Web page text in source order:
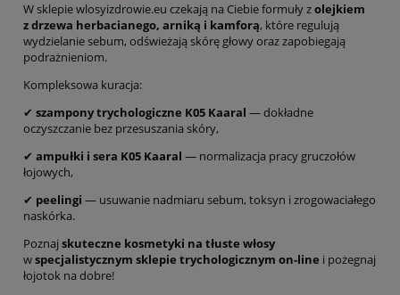
W sklepie wlosyizdrowie.eu czekają na Ciebie formuły zolejkiem
z drzewa herbacianego, arniką i kamforą, które regulują
wydzielanie sebum, odświeżają skórę głowy oraz zapobiegają
podrażnieniom.
Kompleksowa kuracja:
✔ szampony trychologiczne K05 Kaaral — dokładne
oczyszczanie bez przesuszania skóry,
✔ ampułki i sera K05 Kaaral — normalizacja pracy gruczołów
łojowych,
✔ peelingi — usuwanie nadmiaru sebum, toksyn i zrogowaciałego
naskórka.
Poznaj skuteczne kosmetyki na tłuste włosy
wspecjalistycznym sklepie trychologicznym on-line i pożegnaj
łojotok na dobre!